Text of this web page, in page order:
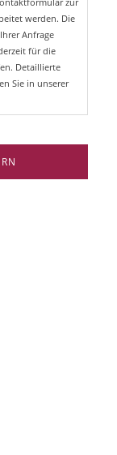
werden. Die
Anfrage
für die
Detaillierte
Sie in unserer